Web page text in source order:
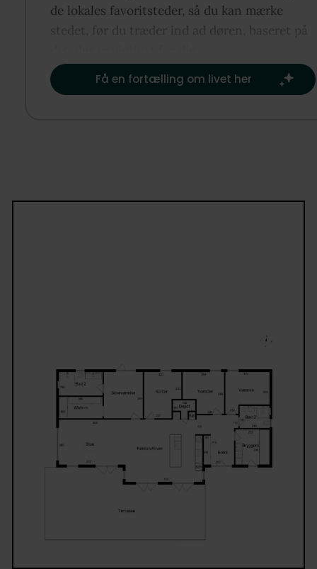
og stort skur sørger for ly til redskaber og parasol.
Grunden er 1.315 kvm stor, så vingefanget kan være
og her kan I helt ugeneret suge sommeren til jer på
træterrassen, der snor sig om hele huset og
velsammensatte med køkken, alrum og stue mod
dagslyset fra syd og vest, mens værelserne – det
oplagt kontor – vender køligt mod nord.
Forældreafdelingen har walk-in og bad en suite, og
varme sommermorgener kan I træde direkte ud til
luft og fuglekvidder via terrassedøren. I boligens
fløj har I endnu et badeværelse og et bryggers med
Der er kræset for detaljerne ned til sidste
de lokales favoritsteder, så du kan mærke
stedet, før du træder ind ad døren, baseret på
Få en fortælling om livet her